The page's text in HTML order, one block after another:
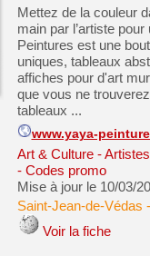
Mettez de la couleur
main par l’artiste
Peintures est une
uniques, tableaux
affiches pour d'art
que vous ne
tableaux ...
www.yaya-
Art & Culture -
- Codes promo
Mise à jour le 10/03/
Saint-Jean-de-Védas
Voir la fiche